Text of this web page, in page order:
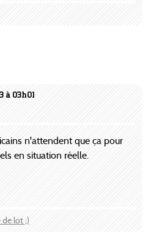
à 03h01
n'attendent que ça pour
en situation réelle.
de lot ;)